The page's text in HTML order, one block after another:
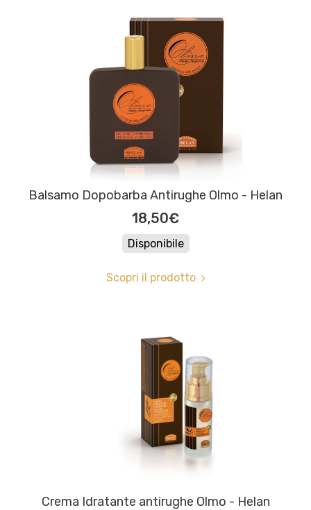
Balsamo Dopobarba Antirughe Olmo - Helan
18,50€
Disponibile
Scopri il prodotto
Crema Idratante antirughe Olmo - Helan